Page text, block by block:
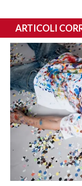
ARTICOLI